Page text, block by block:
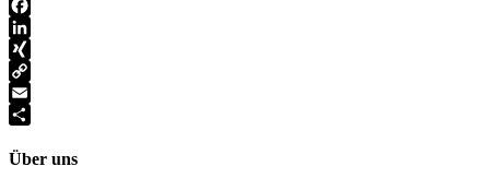
Facebook
LinkedIn
XING
Copy
Link
Email
Über uns